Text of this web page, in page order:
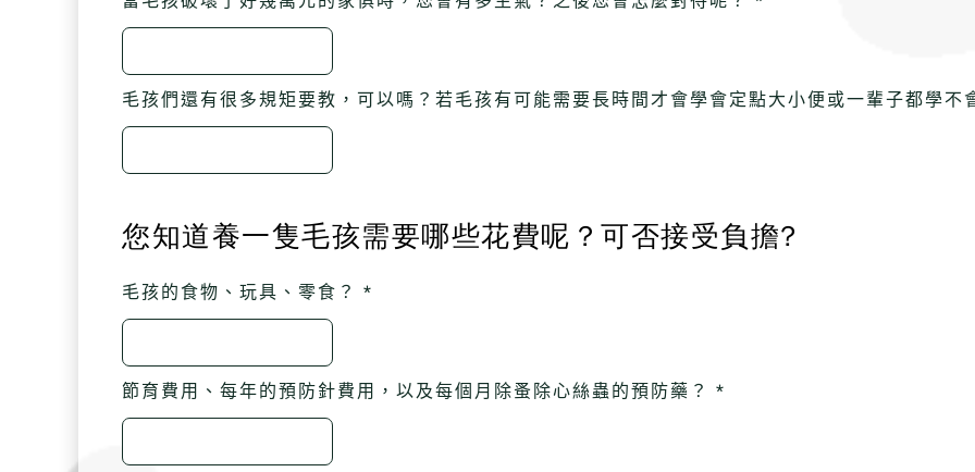
毛孩們還有很多規矩要教，可以嗎？若毛孩有可能需要長時間才會學會定點大小便或一輩子都學
您知道養一隻毛孩需要哪些花費呢？可否接受負擔?
毛孩的食物、玩具、零食？ *
節育費用、每年的預防針費用，以及每個月除蚤除心絲蟲的預防藥？ *